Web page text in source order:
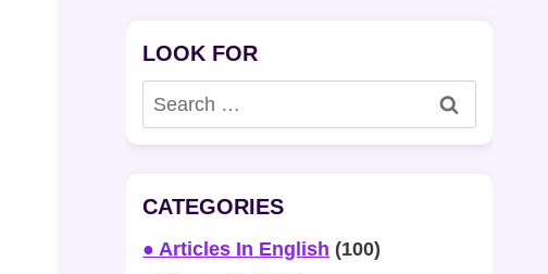
LOOK FOR
Search
for:
CATEGORIES
● Articles In English (100)